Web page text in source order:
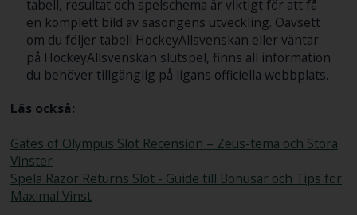
tabell, resultat och spelschema är viktigt för att få
en komplett bild av säsongens utveckling. Oavsett
om du följer tabell HockeyAllsvenskan eller väntar
på HockeyAllsvenskan slutspel, finns all information
du behöver tillgänglig på ligans officiella webbplats.
Läs också:
Gates of Olympus Slot Recension – Zeus-tema och Stora
Vinster
Spela Razor Returns Slot - Guide till Bonusar och Tips för
Maximal Vinst